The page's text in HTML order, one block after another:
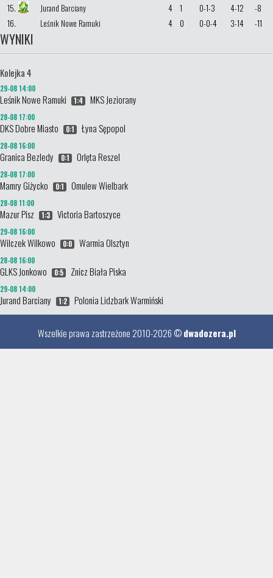
15.
Jurand Barciany 4 1 0-1-3 4-12
-8
16.
Leśnik Nowe Ramuki 4 0 0-0-4 3-14 -11
WYNIKI
Kolejka 4
29-08 14:00
Leśnik Nowe Ramuki 1:4 MKS Jeziorany
28-08 17:00
DKS Dobre Miasto 0:1 Łyna Sępopol
28-08 16:00
Granica Bezledy 0:1 Orlęta Reszel
28-08 17:00
Mamry Giżycko 0:1 Omulew Wielbark
28-08 11:00
Mazur Pisz 1:3 Victoria Bartoszyce
29-08 16:00
Wilczek Wilkowo 0:0 Warmia Olsztyn
28-08 16:00
GLKS Jonkowo 0:5 Znicz Biała Piska
29-08 14:00
Jurand Barciany 1:2 Polonia Lidzbark Warmiński
Wszelkie prawa zastrzeżone 2010-2026 ©dwadozera.pl